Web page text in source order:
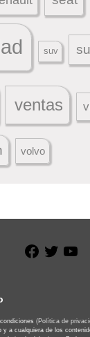
suv
ventas
volvo
Facebook
Twitter
(Política de
a cualquiera de los